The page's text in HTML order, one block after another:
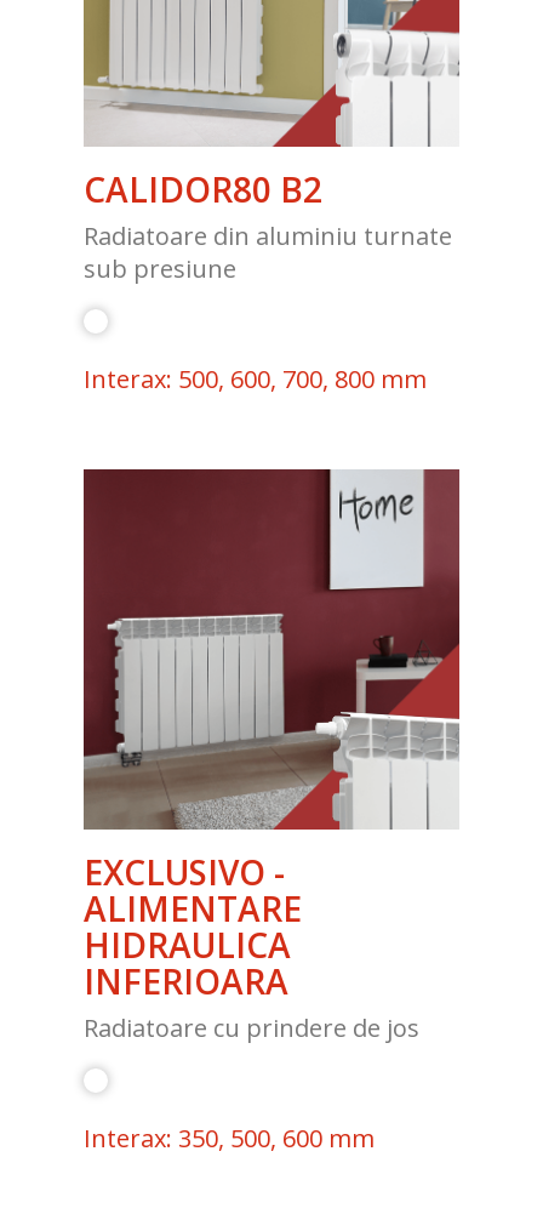
CALIDOR80 B2
Radiatoare din aluminiu turnate
sub presiune
Interax: 500, 600, 700, 800 mm
EXCLUSIVO -
ALIMENTARE
HIDRAULICA
INFERIOARA
Radiatoare cu prindere de jos
Interax: 350, 500, 600 mm